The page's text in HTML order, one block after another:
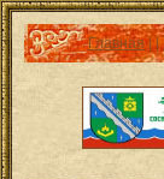
Главная||